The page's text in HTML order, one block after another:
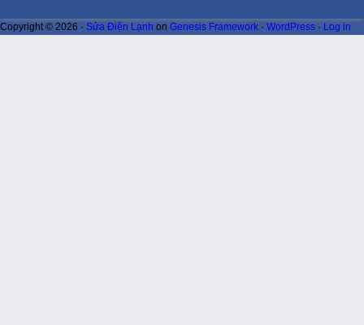
Copyright © 2026 · Sửa Điện Lạnh on Genesis Framework · WordPress · Log in